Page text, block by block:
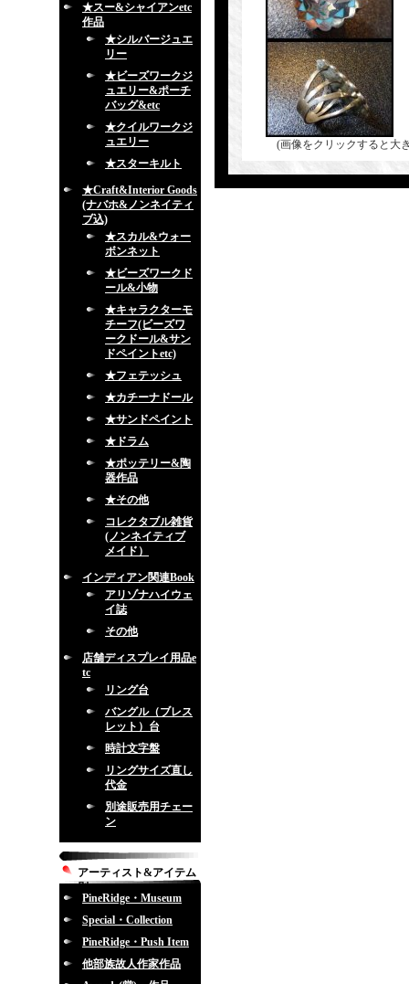
★スー&シャイアンetc
作品
★シルバージュエ
リー
★ビーズワークジ
ュエリー&ポーチ
バッグ&etc
★クイルワークジ
ュエリー
★スターキルト
★Craft&Interior Goods
(ナバホ&ノンネイティ
ブ込)
★スカル&ウォー
ボンネット
★ビーズワークド
ール&小物
★キャラクターモ
チーフ(ビーズワ
ークドール&サン
ドペイントetc)
★フェテッシュ
★カチーナドール
★サンドペイント
★ドラム
★ポッテリー&陶
器作品
★その他
コレクタブル雑貨
(ノンネイティブ
メイド）
インディアン関連Book
アリゾナハイウェ
イ誌
その他
店舗ディスプレイ用品e
tc
リング台
バングル（ブレス
レット）台
時計文字盤
リングサイズ直し
代金
別途販売用チェー
ン
アーティスト&アイテム
別
PineRidge・Museum
Special・Collection
PineRidge・Push Item
他部族故人作家作品
(画像をクリックすると大